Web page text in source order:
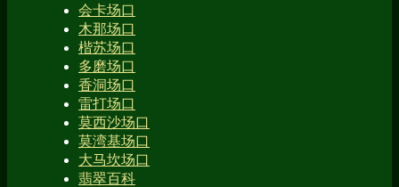
会卡场口
木那场口
楷苏场口
多磨场口
香洞场口
雷打场口
莫西沙场口
莫湾基场口
大马坎场口
翡翠百科